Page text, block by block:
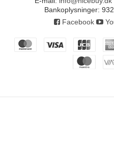
Bankoplysninger:
Facebook